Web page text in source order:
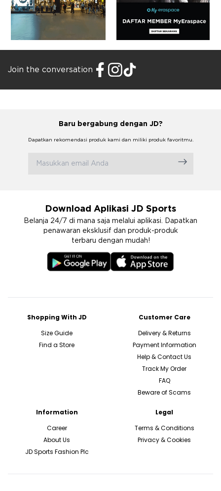
Join the conversation
Baru bergabung dengan JD?
Dapatkan rekomendasi produk kami dan miliki produk favoritmu.
Download Aplikasi JD Sports
Belanja 24/7 di mana saja melalui aplikasi. Dapatkan
penawaran eksklusif dan produk-produk
terbaru dengan mudah!
Shopping With JD
Size Guide
Find a Store
Customer Care
Delivery & Returns
Payment Information
Help & Contact Us
Track My Order
FAQ
Beware of Scams
Information
Career
About Us
JD Sports Fashion Plc
Legal
Terms & Conditions
Privacy & Cookies